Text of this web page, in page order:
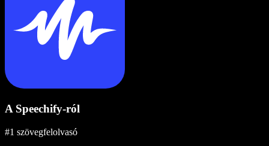
A Speechify-ról
#1 szövegfelolvasó